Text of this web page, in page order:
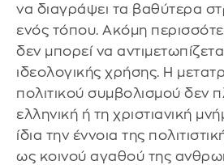
να διαγράψει τα βαθύτερα
ενός τόπου. Ακόμη
δεν μπορεί να
ιδεολογικής χρήσης. Η
πολιτικού συμβολισμού δεν
ελληνική ή τη χριστιανική
ίδια την έννοια της
ως κοινού αγαθού της